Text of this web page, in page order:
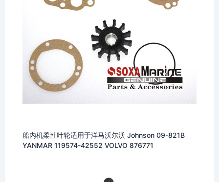
船内机柔性叶轮适用于洋马沃尔沃 Johnson 09-821B
YANMAR 119574-42552 VOLVO 876771